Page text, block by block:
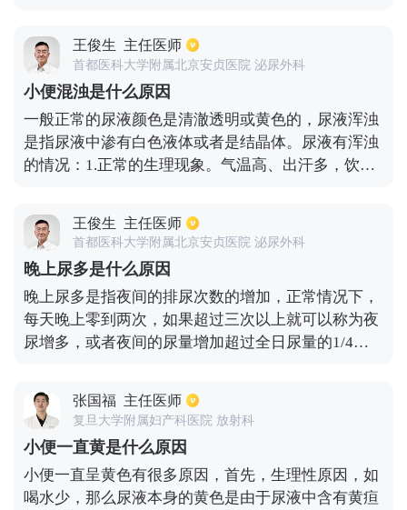
禁，主要原因是严重的尿路感染或膀胱过度兴奋所导
致；第四种是压力性尿失禁，主要是由于腹压增加所
致，比如咳嗽、打喷嚏等。
王俊生 主任医师
首都医科大学附属北京安贞医院 泌尿外科
小便混浊是什么原因
一般正常的尿液颜色是清澈透明或黄色的，尿液浑浊
是指尿液中渗有白色液体或者是结晶体。尿液有浑浊
的情况：1.正常的生理现象。气温高、出汗多，饮水
碱性和酸性，使得尿液中含有较多磷酸盐。碳酸盐和
尿酸盐结晶体析出，尿液成浑浊样，这是正常的现
象，只需改善生活习惯即可恢复正常。2.疾病的外在
表现。有些疾病与尿液浑浊有一定的关联。如膀胱
炎、尿道炎、肾盂肾炎性、膀胱肿瘤、慢性前列腺炎
等均可导致尿液浑浊。因此出现尿液混浊现象建议做
尿常规的检查及泌尿系统的超声检查。
王俊生 主任医师
首都医科大学附属北京安贞医院 泌尿外科
晚上尿多是什么原因
晚上尿多是指夜间的排尿次数的增加，正常情况下，
每天晚上零到两次，如果超过三次以上就可以称为夜
尿增多，或者夜间的尿量增加超过全日尿量的1/4，
生有关。中医认为它主要是由肾虚引起的，肾虚会导
致尿频或肾阳虚衰，上蒸无权，水液无法通过肾脏的
蒸腾作用气化到其他脏腑，只能通过膀胱排泄。夜尿
多的主要治疗方法是补肾、温阳、利水，在药物方面
可以选用肾气丸进行治疗。
张国福 主任医师
复旦大学附属妇产科医院 放射科
小便一直黄是什么原因
小便一直呈黄色有很多原因，首先，生理性原因，如
喝水少，那么尿液本身的黄色是由于尿液中含有黄疸